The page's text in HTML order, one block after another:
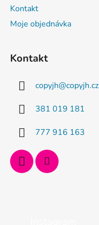
Kontakt
Moje objednávka
Kontakt
copyjh@copyjh.cz
381 019 181
777 916 163